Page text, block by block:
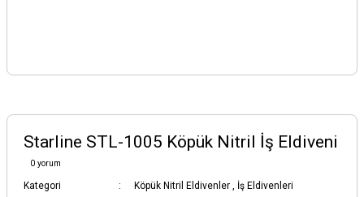
Starline STL-1005 Köpük Nitril İş Eldiveni
0 yorum
Kategori Köpük Nitril Eldivenler , İş Eldivenleri